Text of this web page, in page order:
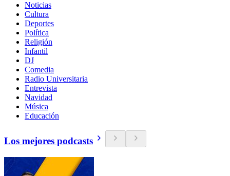
Noticias
Cultura
Deportes
Política
Religión
Infantil
DJ
Comedia
Radio Universitaria
Entrevista
Navidad
Música
Educación
Los mejores podcasts